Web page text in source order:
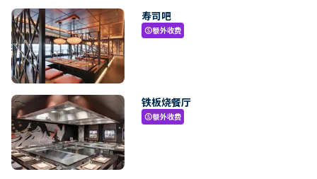
寿司吧
paid额外收费
铁板烧餐厅
paid额外收费